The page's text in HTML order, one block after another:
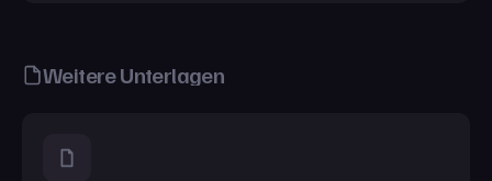
Weitere Unterlagen